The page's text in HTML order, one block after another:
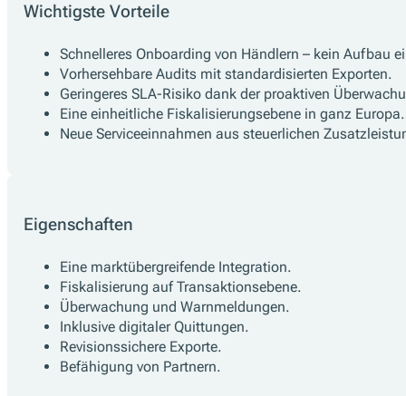
Wichtigste Vorteile
Schnelleres Onboarding von Händlern – kein Aufbau
Vorhersehbare Audits mit standardisierten Exporten.
Geringeres SLA-Risiko dank der proaktiven
Eine einheitliche Fiskalisierungsebene in ganz Europa.
Neue Serviceeinnahmen aus steuerlichen
Eigenschaften
Eine marktübergreifende Integration.
Fiskalisierung auf Transaktionsebene.
Überwachung und Warnmeldungen.
Inklusive digitaler Quittungen.
Revisionssichere Exporte.
Befähigung von Partnern.